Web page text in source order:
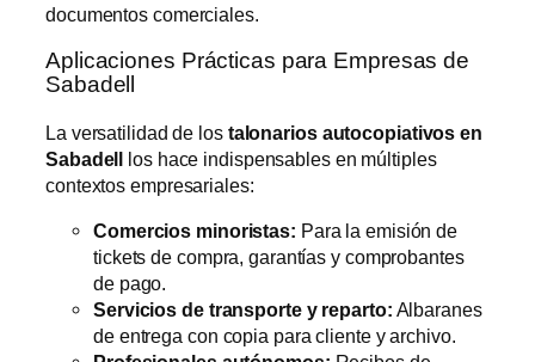
documentos comerciales.
Aplicaciones Prácticas para Empresas de
Sabadell
La versatilidad de los talonarios autocopiativos en
Sabadell los hace indispensables en múltiples
contextos empresariales:
Comercios minoristas: Para la emisión de
tickets de compra, garantías y comprobantes
de pago.
Servicios de transporte y reparto: Albaranes
de entrega con copia para cliente y archivo.